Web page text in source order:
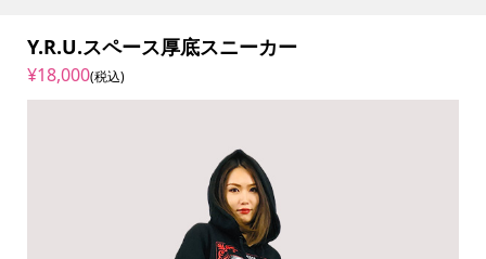
Y.R.U.スペース厚底スニーカー
¥18,000(税込)